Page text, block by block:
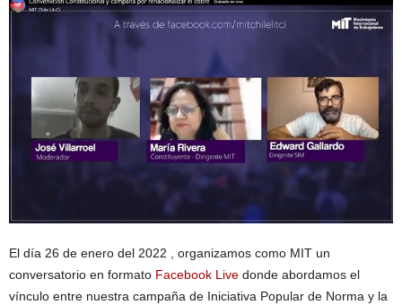
El día 26 de enero del 2022 , organizamos como MIT un
conversatorio en formato Facebook Live donde abordamos el
vínculo entre nuestra campaña de Iniciativa Popular de Norma y la